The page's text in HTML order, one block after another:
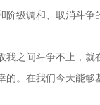
阶级调和、取消斗
我之间斗争不止，
的。在我们今天能